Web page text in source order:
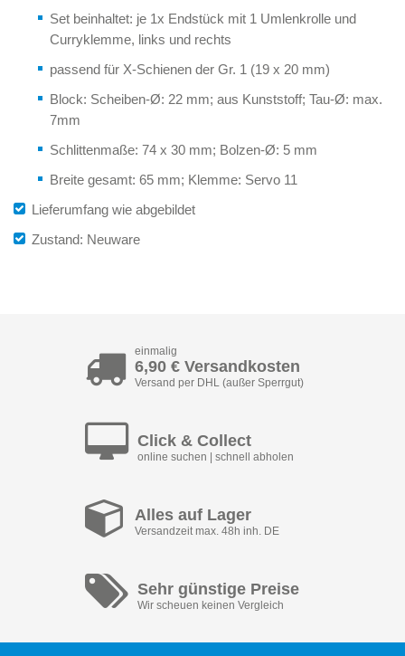
Set beinhaltet: je 1x Endstück mit 1 Umlenkrolle und
Curryklemme, links und rechts
passend für X-Schienen der Gr. 1 (19 x 20 mm)
Block: Scheiben-Ø: 22 mm; aus Kunststoff; Tau-Ø: max.
7mm
Schlittenmaße: 74 x 30 mm; Bolzen-Ø: 5 mm
Breite gesamt: 65 mm; Klemme: Servo 11
Lieferumfang wie abgebildet
Zustand: Neuware
einmalig
6,90 € Versandkosten
Versand per DHL (außer Sperrgut)
Click & Collect
online suchen | schnell abholen
Alles auf Lager
Versandzeit max. 48h inh. DE
Sehr günstige Preise
Wir scheuen keinen Vergleich